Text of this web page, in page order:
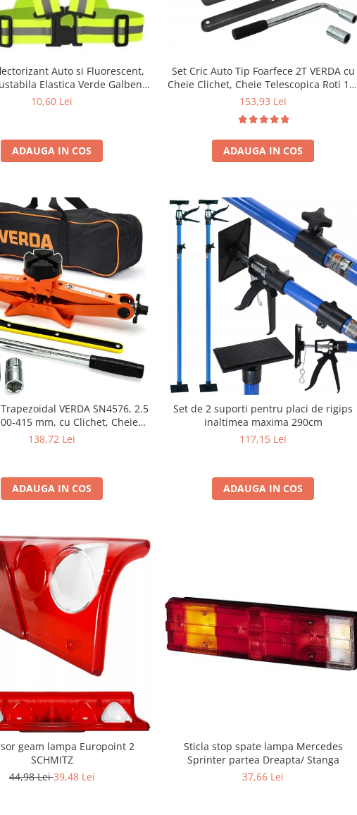
Auto si Fluorescent,
Elastica Verde Galben
Universala Unisex pentru
10,60 Lei
ADAUGA IN COS
Set Cric Auto Tip Foarfece 2T VERDA cu
Cheie Clichet, Cheie Telescopica Roti 17-
23mm, Prelungitor, Pad Cauciuc, Manusi
153,93 Lei
ADAUGA IN COS
VERDA SN4576, 2.5
415 mm, cu Clichet, Cheie
Telescopică Roți și Husă
138,72 Lei
ADAUGA IN COS
Set de 2 suporti pentru placi de rigips
inaltimea maxima 290cm
117,15 Lei
ADAUGA IN COS
lampa Europoint 2
SCHMITZ
44,98 Lei39,48 Lei
Sticla stop spate lampa Mercedes
Sprinter partea Dreapta/ Stanga
37,66 Lei